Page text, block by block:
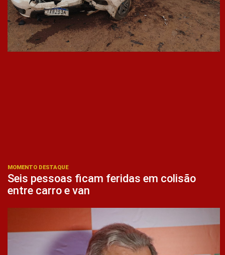
MOMENTO DESTAQUE
Seis pessoas ficam feridas em colisão
entre carro e van